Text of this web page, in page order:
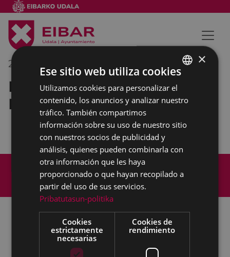
26/06/2018
Reunión en la Diputación
Foral de Gipuzkoa
Mapa del Sitio
Aviso legal
Política de cookies
Contacto
Accesibilidad
Todas las redes sociales del Ayuntamiento
Eibarko Udala - Untzaga plaza, 1 | 20600 Eibar
BASQUE
SPANISH
×
Ese sitio web utiliza cookies
Utilizamos cookies para personalizar el
contenido, los anuncios y analizar nuestro
tráfico. También compartimos
información sobre su uso de nuestro sitio
con nuestros socios de publicidad y
análisis, quienes pueden combinarla con
otra información que les haya
proporcionado o que hayan recopilado a
partir del uso de sus servicios.
Pribatutasun-politika
Cookies
estrictamente
necesarias
Cookies de
rendimiento